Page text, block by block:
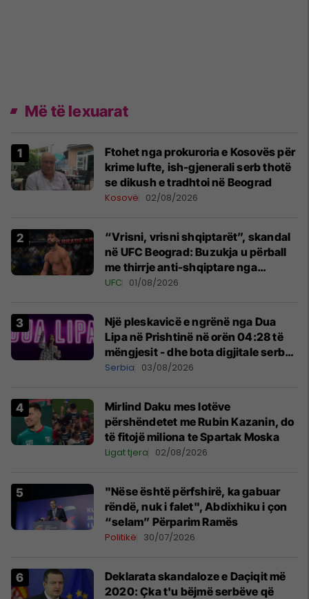
Më të lexuarat
Ftohet nga prokuroria e Kosovës për
krime lufte, ish-gjenerali serb thotë
se dikush e tradhtoi në Beograd
Kosovë 02/08/2026
“Vrisni, vrisni shqiptarët”, skandal
në UFC Beograd: Buzukja u përball
me thirrje anti-shqiptare nga
tribunat
UFC 01/08/2026
Një pleskavicë e ngrënë nga Dua
Lipa në Prishtinë në orën 04:28 të
mëngjesit - dhe bota digjitale serbe
shpall gjendjen e luftës
Serbia 03/08/2026
Mirlind Daku mes lotëve
përshëndetet me Rubin Kazanin, do
të fitojë miliona te Spartak Moska
Ligat tjera 02/08/2026
"Nëse është përfshirë, ka gabuar
rëndë, nuk i falet", Abdixhiku i çon
“selam” Përparim Ramës
Politikë 30/07/2026
​Deklarata skandaloze e Daçiqit më
2020: Çka t'u bëjmë serbëve që